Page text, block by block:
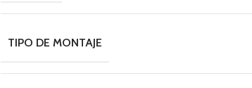
TIPO DE MONTAJE